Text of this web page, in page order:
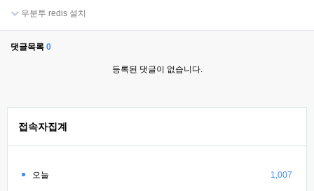
우분투 redis 설치
댓글목록 0
등록된 댓글이 없습니다.
접속자집계
오늘 1,007